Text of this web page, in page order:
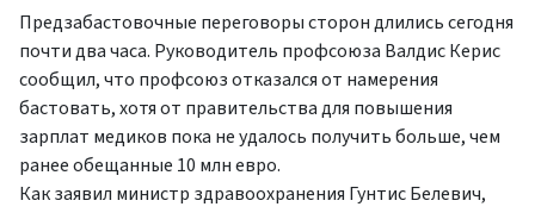
Предзабастовочные переговоры сторон длились сегодня
почти два часа. Руководитель профсоюза Валдис Керис
сообщил, что профсоюз отказался от намерения
бастовать, хотя от правительства для повышения
зарплат медиков пока не удалось получить больше, чем
ранее обещанные 10 млн евро.
Как заявил министр здравоохранения Гунтис Белевич,